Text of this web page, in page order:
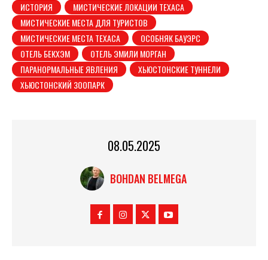
ИСТОРИЯ
МИСТИЧЕСКИЕ ЛОКАЦИИ ТЕХАСА
МИСТИЧЕСКИЕ МЕСТА ДЛЯ ТУРИСТОВ
МИСТИЧЕСКИЕ МЕСТА ТЕХАСА
ОСОБНЯК БАУЭРС
ОТЕЛЬ БЕКХЭМ
ОТЕЛЬ ЭМИЛИ МОРГАН
ПАРАНОРМАЛЬНЫЕ ЯВЛЕНИЯ
ХЬЮСТОНСКИЕ ТУННЕЛИ
ХЬЮСТОНСКИЙ ЗООПАРК
08.05.2025
BOHDAN BELMEGA